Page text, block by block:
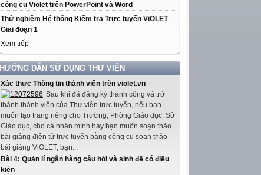
công cụ Violet trên PowerPoint và Word
Thử nghiệm Hệ thống Kiểm tra Trực tuyến ViOLET
Giai đoạn 1
Xem tiếp
HƯỚNG DẪN SỬ DỤNG THƯ VIỆN
Xác thực Thông tin thành viên trên violet.vn
Sau khi đã đăng ký thành công và trở
thành thành viên của Thư viện trực tuyến, nếu bạn
muốn tạo trang riêng cho Trường, Phòng Giáo dục, Sở
Giáo dục, cho cá nhân mình hay bạn muốn soạn thảo
bài giảng điện tử trực tuyến bằng công cụ soạn thảo
bài giảng ViOLET, bạn...
Bài 4: Quản lí ngân hàng câu hỏi và sinh đề có điều
kiện